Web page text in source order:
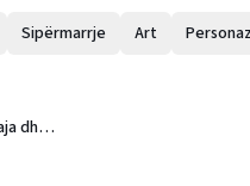
Sipërmarrje Art
dhe